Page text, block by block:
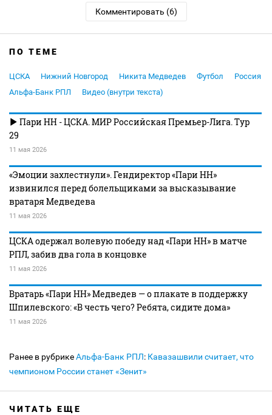
Комментировать (6)
ПО ТЕМЕ
ЦСКА Нижний Новгород Никита Медведев Футбол
Россия
Альфа-Банк РПЛ
Видео (внутри текста)
Пари НН - ЦСКА. МИР Российская Премьер-Лига. Тур
29
11 мая 2026
«Эмоции захлестнули». Гендиректор «Пари НН»
извинился перед болельщиками за высказывание
вратаря Медведева
11 мая 2026
ЦСКА одержал волевую победу над «Пари НН» в матче
РПЛ, забив два гола в концовке
11 мая 2026
Вратарь «Пари НН» Медведев — о плакате в поддержку
Шпилевского: «В честь чего? Ребята, сидите дома»
11 мая 2026
Ранее в рубрикеАльфа-Банк РПЛ: Кавазашвили считает, что
чемпионом России станет «Зенит»
ЧИТАТЬ ЕЩЕ